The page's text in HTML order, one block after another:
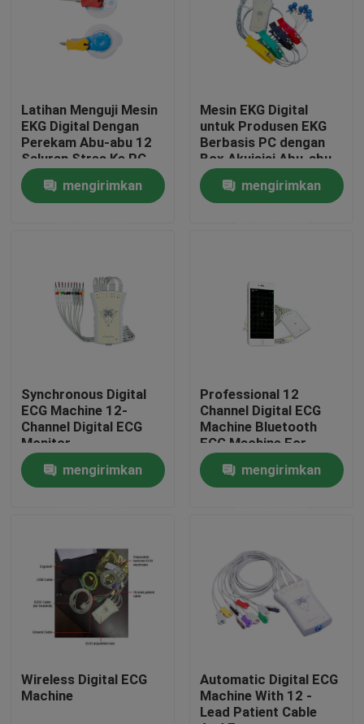
Produk
Tur Pabrik
Kontrol kualitas
Permintaan Penawaran
Company News
Latihan Menguji Mesin
EKG Digital Dengan
Perekam Abu-abu 12
Saluran Stres Ke PC
Kabel USB
mengirimkan
Mesin EKG Digital
untuk Produsen EKG
Berbasis PC dengan
Box Akuisisi Abu-abu
Digunakan
Workstationmengirimkan
Synchronous Digital
ECG Machine 12-
Channel Digital ECG
Monitor
mengirimkan
Professional 12
Channel Digital ECG
Machine Bluetooth
ECG Machine For
Medical
mengirimkan
Wireless Digital ECG
Machine
Automatic Digital ECG
Machine With 12 -
Lead Patient Cable